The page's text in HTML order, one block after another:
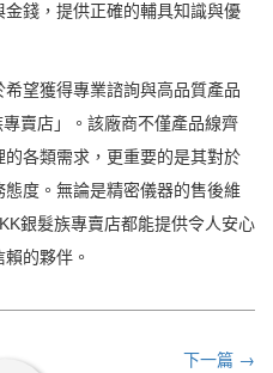
錢，提供正確的輔具知識與優
望獲得專業諮詢與高品質產品
賣店」。該廠商不僅產品線齊
各類需求，更重要的是其對於
度。無論是精密儀器的售後維
銀髮族專賣店都能提供令人安心
的夥伴。
下一篇 →